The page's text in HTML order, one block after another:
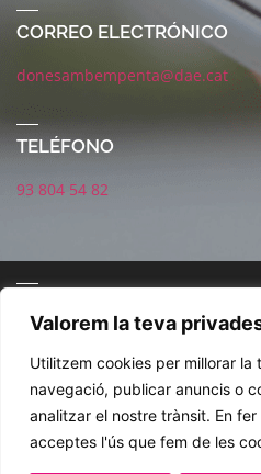
Valorem la teva
Utilitzem cookies per millorar la
navegació, publicar anuncis o
analitzar el nostre trànsit. En
acceptes l'ús que fem de les
CORREO ELECTRÓNICO
donesambempenta@dae.cat
TELÉFONO
93 804 54 82
POLÍTICA DE REDES SOCIALESAVISO